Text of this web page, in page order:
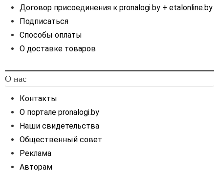
Договор присоединения к pronalogi.by + etalonline.by
Подписаться
Способы оплаты
О доставке товаров
О нас
Контакты
О портале pronalogi.by
Наши свидетельства
Общественный совет
Реклама
Авторам